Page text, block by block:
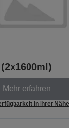
Mehr erfahren
in Ihrer Nähe